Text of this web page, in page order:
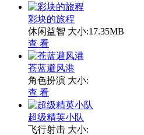
彩块的旅程
休闲益智 大小:17.35MB
查 看
苍蓝避风港
角色扮演 大小:
查 看
超级精英小队
飞行射击 大小: